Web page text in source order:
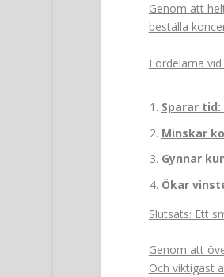
Genom att
beställa
Fördelarna
Sparar tid:
Minskar
Gynnar
Ökar
Slutsats: Ett
Genom att
Och viktigast